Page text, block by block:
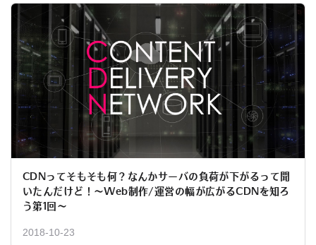
CDNってそもそも何？なんかサーバの負荷が下がるって聞
いたんだけど！〜Web制作/運営の幅が広がるCDNを知ろ
う第1回〜
2018-10-23